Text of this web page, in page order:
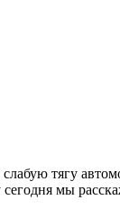
тягу
мы